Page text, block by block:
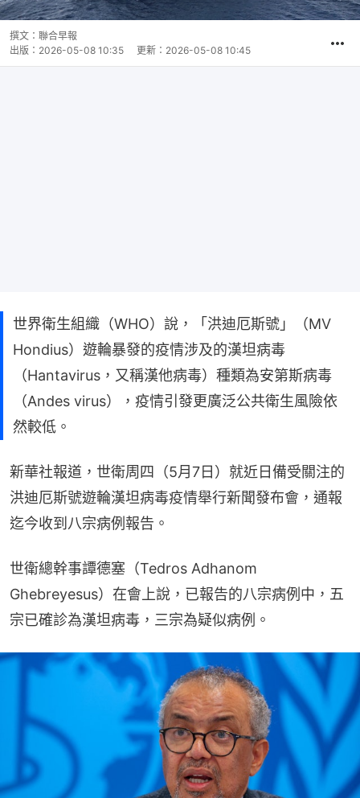
撰文： 聯合早報
出版： 2026-05-08 10:35 更新： 2026-05-08 10:45
世界衛生組織（WHO）說，「洪迪厄斯號」（MV
Hondius）遊輪暴發的疫情涉及的漢坦病毒
（Hantavirus，又稱漢他病毒）種類為安第斯病毒
（Andes virus），疫情引發更廣泛公共衛生風險依
然較低。
新華社報道，世衛周四（5月7日）就近日備受關注的
洪迪厄斯號遊輪漢坦病毒疫情舉行新聞發布會，通報
迄今收到八宗病例報告。
世衛總幹事譚德塞（Tedros Adhanom
Ghebreyesus）在會上說，已報告的八宗病例中，五
宗已確診為漢坦病毒，三宗為疑似病例。